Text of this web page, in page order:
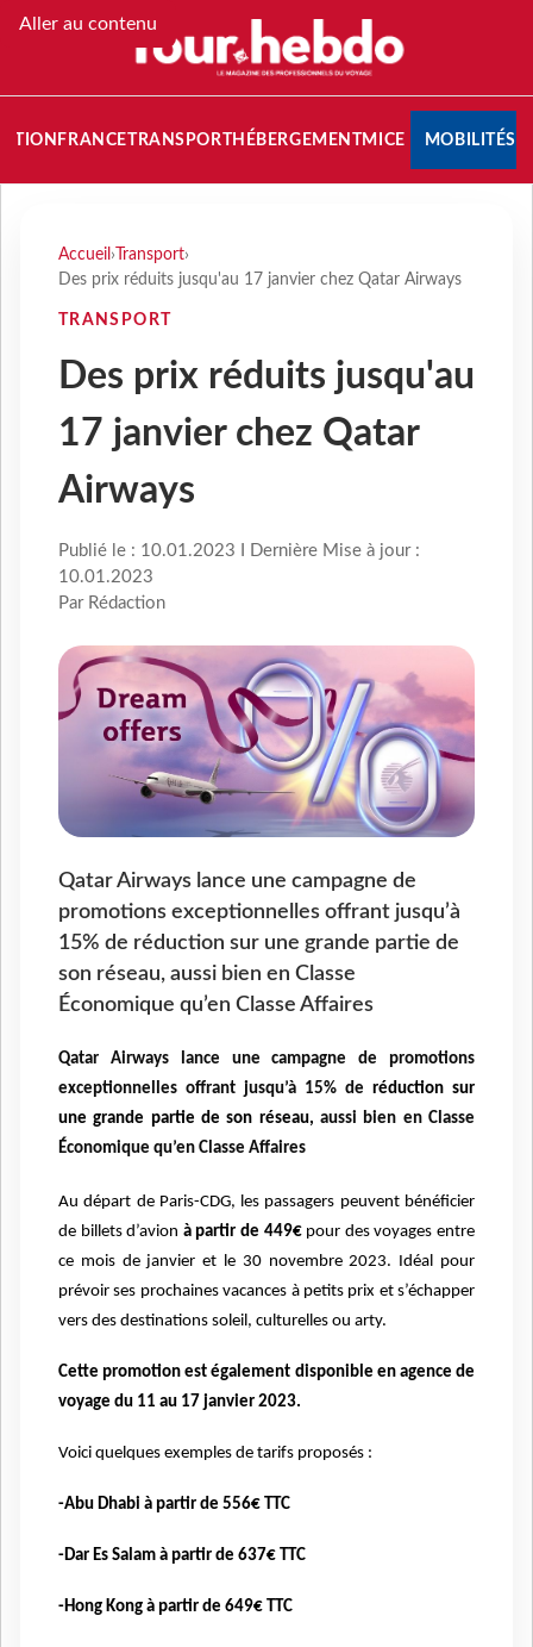
Aller au contenu
FRANCETRANSPORT HÉBERGEMENTMICE MOBILITÉS
Accueil › Transport›
Des prix réduits jusqu'au 17 janvier chez Qatar Airways
TRANSPORT
Des prix réduits jusqu'au
17 janvier chez Qatar
Airways
Publié le : 10.01.2023 I Dernière Mise à jour :
10.01.2023
Par Rédaction
Qatar Airways lance une campagne de
promotions exceptionnelles offrant jusqu’à
15% de réduction sur une grande partie de
son réseau, aussi bien en Classe
Économique qu’en Classe Affaires
Qatar Airways lance une campagne de promotions
exceptionnelles offrant jusqu’à 15% de réduction sur
une grande partie de son réseau, aussi bien en Classe
Économique qu’en Classe Affaires
Au départ de Paris-CDG, les passagers peuvent bénéficier
de billets d’avion à partir de 449€pour des voyages entre
ce mois de janvier et le 30 novembre 2023. Idéal pour
prévoir ses prochaines vacances à petits prix et s’échapper
vers des destinations soleil, culturelles ou arty.
Cette promotion est également disponible en agence de
voyage du 11 au 17 janvier 2023.
Voici quelques exemples de tarifs proposés :
-Abu Dhabi à partir de 556€ TTC
-Dar Es Salam à partir de 637€ TTC
-Hong Kong à partir de 649€ TTC